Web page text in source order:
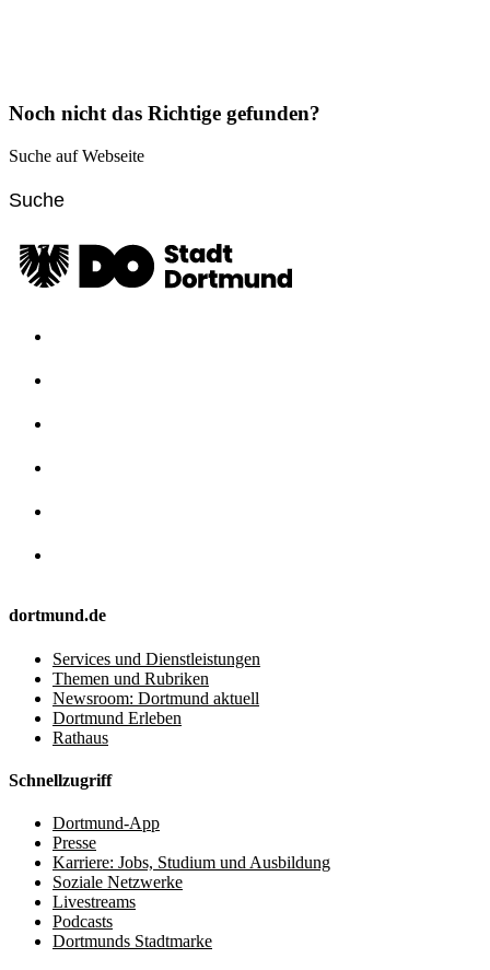
Noch nicht das Richtige gefunden?
Suche auf Webseite
dortmund.de
Services und Dienstleistungen
Themen und Rubriken
Newsroom: Dortmund aktuell
Dortmund Erleben
Rathaus
Schnellzugriff
Dortmund-App
Presse
Karriere: Jobs, Studium und Ausbildung
Soziale Netzwerke
Livestreams
Podcasts
Dortmunds Stadtmarke